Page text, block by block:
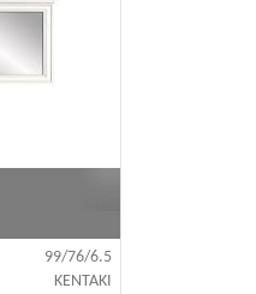
99/76/6.5
KENTAKI